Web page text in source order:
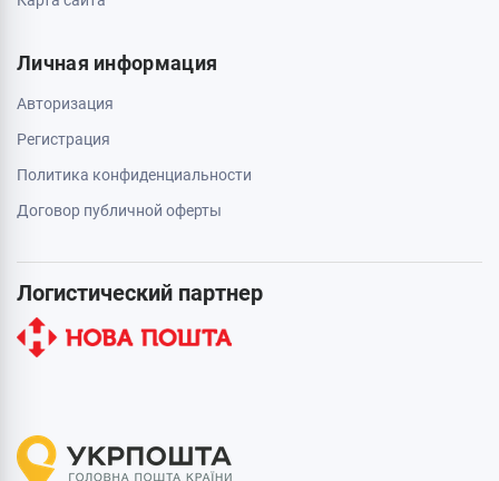
Личная информация
Авторизация
Регистрация
Политика конфиденциальности
Договор публичной оферты
Логистический партнер